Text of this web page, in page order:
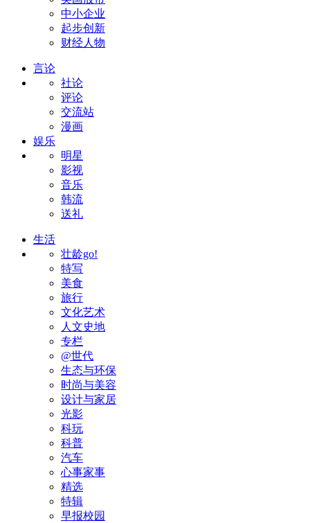
中小企业
起步创新
财经人物
言论
社论
评论
交流站
漫画
娱乐
明星
影视
音乐
韩流
送礼
生活
壮龄go!
特写
美食
旅行
文化艺术
人文史地
专栏
@世代
生态与环保
时尚与美容
设计与家居
光影
科玩
科普
汽车
心事家事
精选
特辑
早报校园